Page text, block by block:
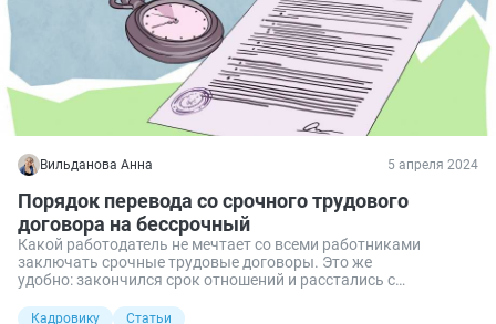
Вильданова Анна 5 апреля 2024
Порядок перевода со срочного трудового
договора на бессрочный
Какой работодатель не мечтает со всеми работниками
заключать срочные трудовые договоры. Это же
удобно: закончился срок отношений и расстались с
расставаться и надо работника оставить. Давайте разберем,
Кадровику
Статьи